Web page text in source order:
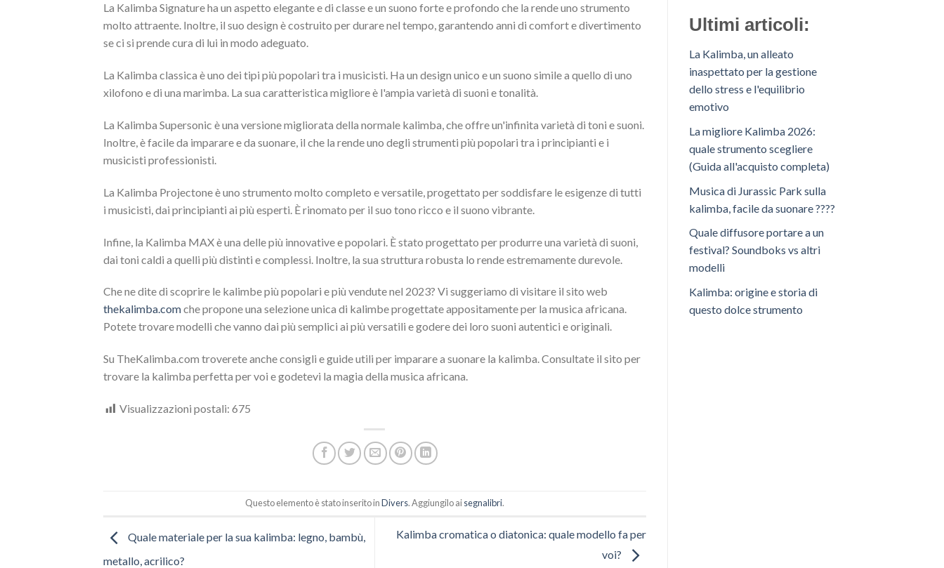
La Kalimba Signature ha un aspetto elegante e di classe e un suono forte e profondo che la rende uno strumento
molto attraente. Inoltre, il suo design è costruito per durare nel tempo, garantendo anni di comfort e divertimento
se ci si prende cura di lui in modo adeguato.
La Kalimba classica è uno dei tipi più popolari tra i musicisti. Ha un design unico e un suono simile a quello di uno
xilofono e di una marimba. La sua caratteristica migliore è l'ampia varietà di suoni e tonalità.
La Kalimba Supersonic è una versione migliorata della normale kalimba, che offre un'infinita varietà di toni e suoni.
Inoltre, è facile da imparare e da suonare, il che la rende uno degli strumenti più popolari tra i principianti e i
musicisti professionisti.
La Kalimba Projectone è uno strumento molto completo e versatile, progettato per soddisfare le esigenze di tutti
i musicisti, dai principianti ai più esperti. È rinomato per il suo tono ricco e il suono vibrante.
Infine, la Kalimba MAX è una delle più innovative e popolari. È stato progettato per produrre una varietà di suoni,
dai toni caldi a quelli più distinti e complessi. Inoltre, la sua struttura robusta lo rende estremamente durevole.
Che ne dite di scoprire le kalimbe più popolari e più vendute nel 2023? Vi suggeriamo di visitare il sito web
thekalimba.comche propone una selezione unica di kalimbe progettate appositamente per la musica africana.
Potete trovare modelli che vanno dai più semplici ai più versatili e godere dei loro suoni autentici e originali.
Su TheKalimba.com troverete anche consigli e guide utili per imparare a suonare la kalimba. Consultate il sito per
trovare la kalimba perfetta per voi e godetevi la magia della musica africana.
Visualizzazioni postali: 675
Questo elemento è stato inserito inDivers. Aggiungilo aisegnalibri.
Quale materiale per la sua kalimba: legno, bambù,
metallo, acrilico?
Kalimba cromatica o diatonica: quale modello fa per
voi?
Ultimi articoli:
La Kalimba, un alleato
inaspettato per la gestione
dello stress e l'equilibrio
emotivo
La migliore Kalimba 2026:
quale strumento scegliere
(Guida all'acquisto completa)
Musica di Jurassic Park sulla
kalimba, facile da suonare ????
Quale diffusore portare a un
festival? Soundboks vs altri
modelli
Kalimba: origine e storia di
questo dolce strumento